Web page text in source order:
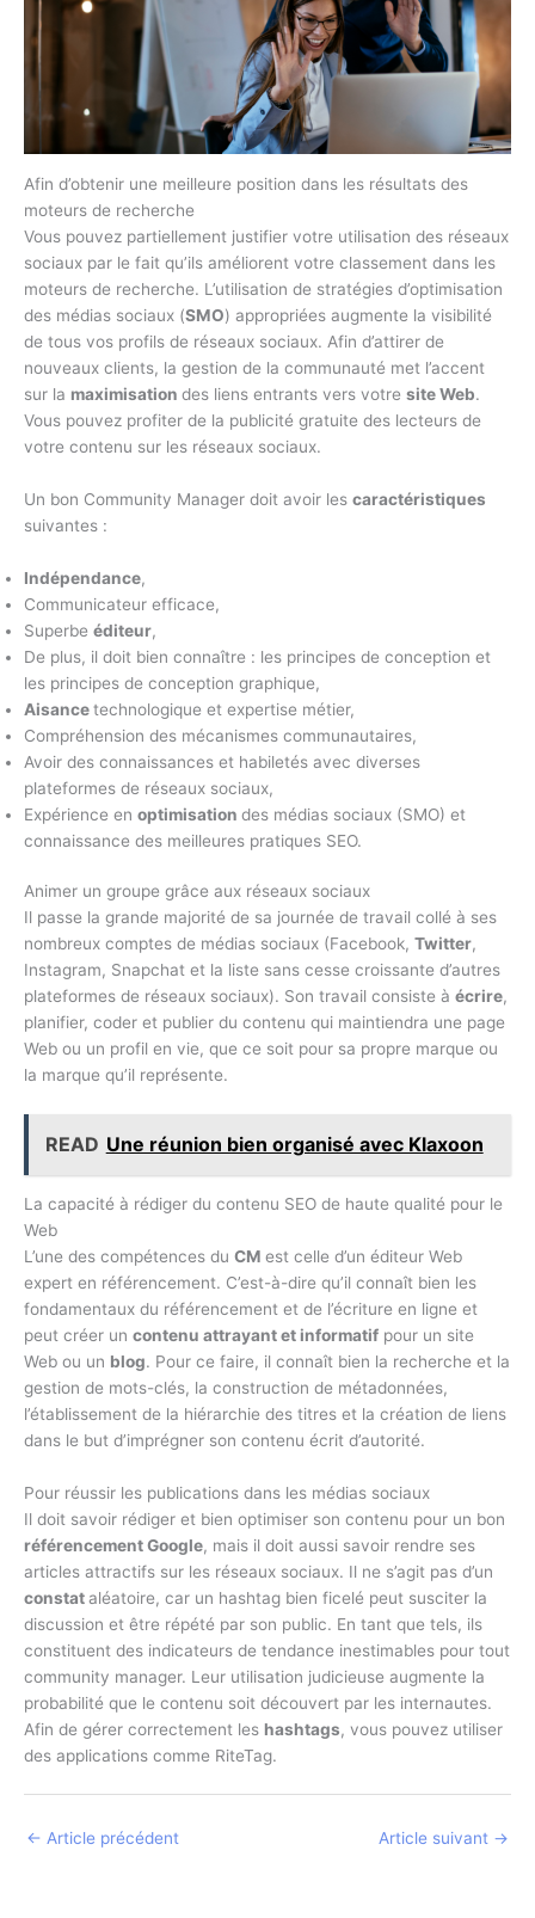
Afin d’obtenir une meilleure position dans les résultats des
moteurs de recherche
Vous pouvez partiellement justifier votre utilisation des réseaux
sociaux par le fait qu’ils améliorent votre classement dans les
moteurs de recherche. L’utilisation de stratégies d’optimisation
des médias sociaux (SMO) appropriées augmente la visibilité
de tous vos profils de réseaux sociaux. Afin d’attirer de
nouveaux clients, la gestion de la communauté met l’accent
sur la maximisation des liens entrants vers votre site Web.
Vous pouvez profiter de la publicité gratuite des lecteurs de
votre contenu sur les réseaux sociaux.
Un bon Community Manager doit avoir les caractéristiques
suivantes :
Indépendance,
Communicateur efficace,
Superbe éditeur,
De plus, il doit bien connaître : les principes de conception et
les principes de conception graphique,
Aisancetechnologique et expertise métier,
Compréhension des mécanismes communautaires,
Avoir des connaissances et habiletés avec diverses
plateformes de réseaux sociaux,
Expérience en optimisation des médias sociaux (SMO) et
connaissance des meilleures pratiques SEO.
Animer un groupe grâce aux réseaux sociaux
Il passe la grande majorité de sa journée de travail collé à ses
nombreux comptes de médias sociaux (Facebook, Twitter,
Instagram, Snapchat et la liste sans cesse croissante d’autres
plateformes de réseaux sociaux). Son travail consiste à écrire,
planifier, coder et publier du contenu qui maintiendra une page
Web ou un profil en vie, que ce soit pour sa propre marque ou
la marque qu’il représente.
READ Une réunion bien organisé avec Klaxoon
La capacité à rédiger du contenu SEO de haute qualité pour le
Web
L’une des compétences du CM est celle d’un éditeur Web
expert en référencement. C’est-à-dire qu’il connaît bien les
fondamentaux du référencement et de l’écriture en ligne et
peut créer un contenu attrayant et informatif pour un site
Web ou un blog. Pour ce faire, il connaît bien la recherche et la
gestion de mots-clés, la construction de métadonnées,
l’établissement de la hiérarchie des titres et la création de liens
dans le but d’imprégner son contenu écrit d’autorité.
Pour réussir les publications dans les médias sociaux
Il doit savoir rédiger et bien optimiser son contenu pour un bon
référencement Google, mais il doit aussi savoir rendre ses
articles attractifs sur les réseaux sociaux. Il ne s’agit pas d’un
constataléatoire, car un hashtag bien ficelé peut susciter la
discussion et être répété par son public. En tant que tels, ils
constituent des indicateurs de tendance inestimables pour tout
community manager. Leur utilisation judicieuse augmente la
probabilité que le contenu soit découvert par les internautes.
Afin de gérer correctement les hashtags, vous pouvez utiliser
des applications comme RiteTag.
← Article précédent Article suivant →